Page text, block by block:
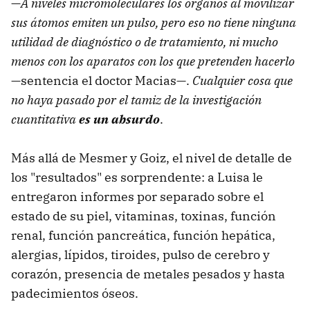
sus átomos emiten un pulso, pero eso no tiene ninguna
utilidad de diagnóstico o de tratamiento, ni mucho
menos con los aparatos con los que pretenden hacerlo
—sentencia el doctor Macias—. Cualquier cosa que
no haya pasado por el tamiz de la investigación
cuantitativaes un absurdo.
Más allá de Mesmer y Goiz, el nivel de detalle de
los "resultados" es sorprendente: a Luisa le
entregaron informes por separado sobre el
estado de su piel, vitaminas, toxinas, función
renal, función pancreática, función hepática,
alergias, lípidos, tiroides, pulso de cerebro y
corazón, presencia de metales pesados y hasta
padecimientos óseos.